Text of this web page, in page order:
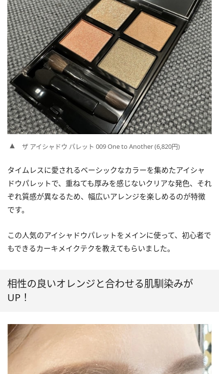
ザ アイシャドウ パレット 009 One to Another (6,820円)
タイムレスに愛されるベーシックなカラーを集めたアイシャ
ドウパレットで、重ねても厚みを感じないクリアな発色、それ
ぞれ質感が異なるため、幅広いアレンジを楽しめるのが特徴
です。
この人気のアイシャドウパレットをメインに使って、初心者で
もできるカーキメイクテクを教えてもらいました。
相性の良いオレンジと合わせる肌馴染みが
UP！